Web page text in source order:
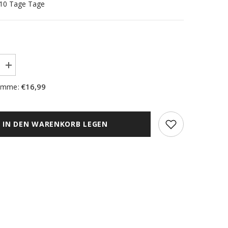
Tage Tage
Menge
erhöhen
für
2-
BxH
Scheibengardine
€16,99
IN DEN WARENKORB LEGEN